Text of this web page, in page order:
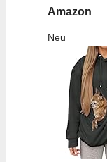
Amazon
Neu